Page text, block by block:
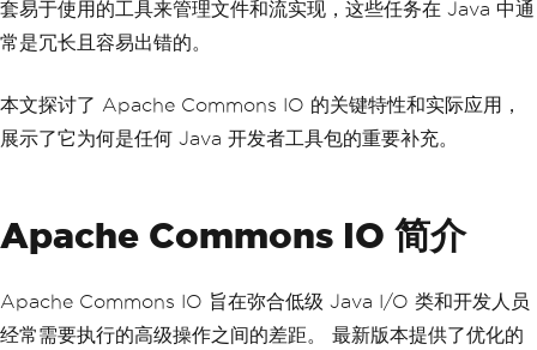
套易于使用的工具来管理文件和流实现，这些任务在 Java 中通
常是冗长且容易出错的。
本文探讨了 Apache Commons IO 的关键特性和实际应用，
展示了它为何是任何 Java 开发者工具包的重要补充。
Apache Commons IO 简介
Apache Commons IO 旨在弥合低级 Java I/O 类和开发人员
经常需要执行的高级操作之间的差距。 最新版本提供了优化的